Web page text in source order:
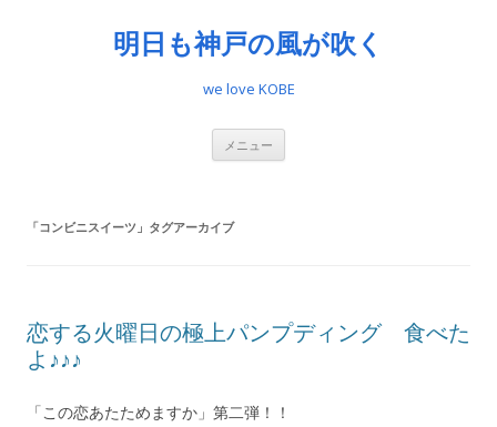
明日も神戸の風が吹く
we love KOBE
メニュー
「コンビニスイーツ 」タグアーカイブ
恋する火曜日の極上パンプディング 食べた
よ♪♪♪
「この恋あたためますか」第二弾！！